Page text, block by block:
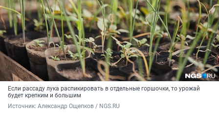
Если рассаду лука распикировать в отдельные горшочки, то урожай
будет крепким и большим
Источник: Александр Ощепков / NGS.RU